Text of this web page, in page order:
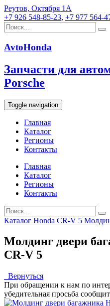
Реутов, Октября 1А
+7 926 548-85-23, +7 977 564-
AvtoHonda
Запчасти для
Porsche
Toggle navigation
Главная
Каталог
Регионы
Контакты
Главная
Каталог
Регионы
Контакты
Каталог Honda CR-V 5
Молдинг двери
CR-V 5
Вернуться
При обращении к нам по
убедительная просьба